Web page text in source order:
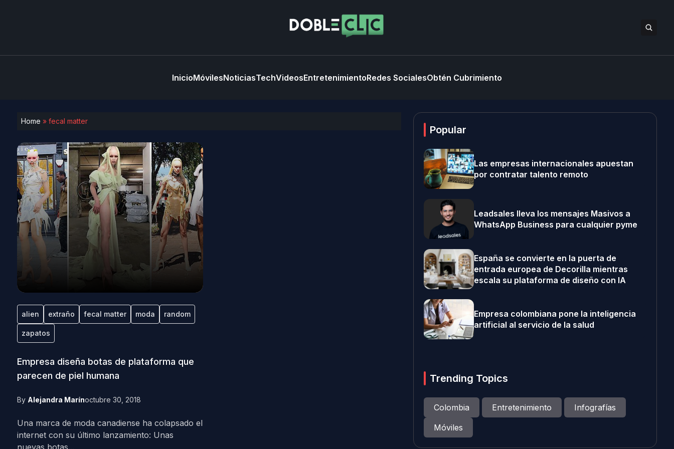
InicioMóvilesNoticiasTechVideosEntretenimientoRedes SocialesObtén Cubrimiento
Home » fecal matter
alien extraño fecal matter moda random
zapatos
Empresa diseña botas de plataforma que
parecen de piel humana
By Alejandra Marínoctubre 30, 2018
Una marca de moda canadiense ha colapsado el
internet con su último lanzamiento: Unas
nuevas botas...
Popular
Las empresas internacionales apuestan
por contratar talento remoto
Leadsales lleva los mensajes Masivos a
WhatsApp Business para cualquier pyme
España se convierte en la puerta de
entrada europea de Decorilla mientras
escala su plataforma de diseño con IA
Empresa colombiana pone la inteligencia
artificial al servicio de la salud
Trending Topics
Colombia Entretenimiento
Infografías
Móviles